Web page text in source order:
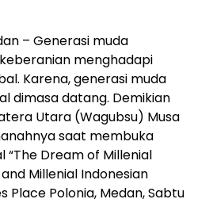
– Generasi muda
menghadapi
Karena, generasi muda
dimasa datang. Demikian
Utara (Wagubsu) Musa
saat membuka
Dream of Millenial
Millenial Indonesian
Place Polonia, Medan, Sabtu